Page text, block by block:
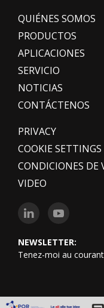
QUIÉNES SOMOS
PRODUCTOS
APLICACIONES
SERVICIO
NOTICIAS
CONTÁCTENOS
PRIVACY
COOKIE SETTINGS
CONDICIONES DE
VIDEO
NEWSLETTER:
Tenez-moi au